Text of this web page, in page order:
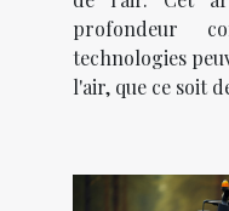
profondeur
technologies
l'air, que ce soit